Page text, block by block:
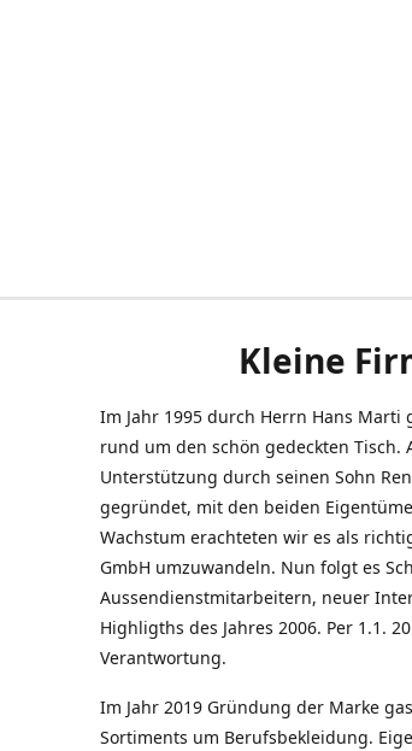
Kleine
Im Jahr 1995 durch Herrn Hans
rund um den schön gedeckten Tisch.
Unterstützung durch seinen Sohn
gegründet, mit den beiden
Wachstum erachteten wir es als
GmbH umzuwandeln. Nun folgt es
Aussendienstmitarbeitern, neuer
Highligths des Jahres 2006. Per 1.1.
Verantwortung.
Im Jahr 2019 Gründung der Marke
Sortiments um Berufsbekleidung.